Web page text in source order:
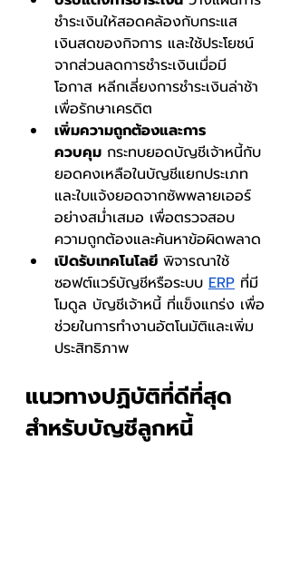
ชำระเงินให้สอดคล้องกับกระแส
เงินสดของกิจการ และใช้ประโยชน์
จากส่วนลดการชำระเงินเมื่อมี
โอกาส หลีกเลี่ยงการชำระเงินล่าช้า
เพื่อรักษาเครดิต
เพิ่มความถูกต้องและการ
ควบคุม กระทบยอดบัญชีเจ้าหนี้กับ
ยอดคงเหลือในบัญชีแยกประเภท
และใบแจ้งยอดจากซัพพลายเออร์
อย่างสม่ำเสมอ เพื่อตรวจสอบ
ความถูกต้องและค้นหาข้อผิดพลาด
เปิดรับเทคโนโลยี พิจารณาใช้
ซอฟต์แวร์บัญชีหรือระบบ ERP ที่มี
โมดูล บัญชีเจ้าหนี้ ที่แข็งแกร่ง เพื่อ
ช่วยในการทำงานอัตโนมัติและเพิ่ม
ประสิทธิภาพ
แนวทางปฏิบัติที่ดีที่สุด
สําหรับบัญชีลูกหนี้